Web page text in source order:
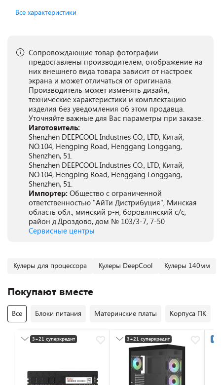
Все характеристики
Сопровождающие товар фотографии
предоставлены производителем, отображение на
них внешнего вида товара зависит от настроек
экрана и может отличаться от оригинала.
Производитель может изменять дизайн,
технические характеристики и комплектацию
изделия без уведомления об этом продавца.
Уточняйте важные для Вас параметры при заказе.
Изготовитель:
Shenzhen DEEPCOOL Industries CO., LTD, Китай,
NO.104, Hengping Road, Henggang Longgang,
Shenzhen, 51.
Shenzhen DEEPCOOL Industries CO., LTD, Китай,
NO.104, Hengping Road, Henggang Longgang,
Shenzhen, 51.
Импортер: Общество с ограниченной
ответственностью "АйТи Дистрибуция", Минская
область обл., минский р-н, боровлянский с/с,
район д.Дроздово, дом № 103/3-7, 7-50
Сервисные центры
Кулеры для процессора Кулеры DeepCool Кулеры 140мм
Покупают вместе
Все Блоки питания Материнские платы Корпуса ПК
3+21 суперкредит
3+21 суперкредит
Разумная цена